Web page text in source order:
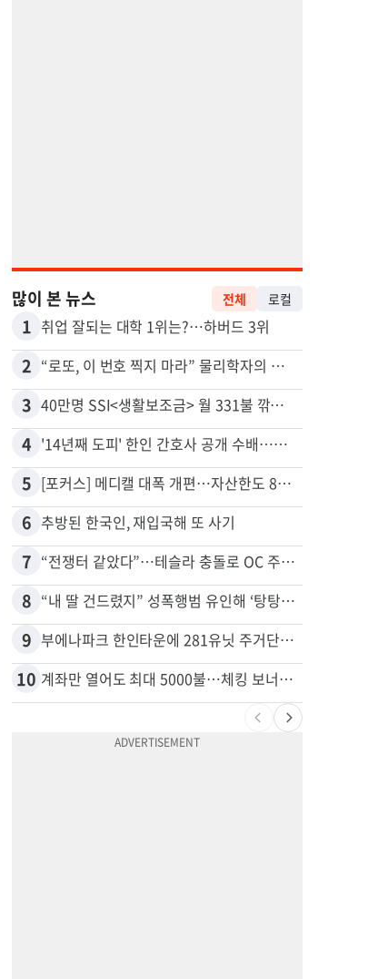
많이 본 뉴스 전체 로컬
1 취업 잘되는 대학 1위는?…하버드 3위
2 “로또, 이 번호 찍지 마라” 물리학자의 당첨금 높이는 비밀
3 40만명 SSI<생활보조금> 월 331불 깎이나
4 '14년째 도피' 한인 간호사 공개 수배…메디케어 사기 유죄
5 [포커스] 메디캘 대폭 개편…자산한도 84% 축소
6 추방된 한국인, 재입국해 또 사기
7 “전쟁터 같았다”…테슬라 충돌로 OC 주택 4채 파손
8 “내 딸 건드렸지” 성폭행범 유인해 ‘탕탕’…아빠의 복수 결말
9 부에나파크 한인타운에 281유닛 주거단지 들어선다
10 계좌만 열어도 최대 5000불…체킹 보너스 무한 경쟁